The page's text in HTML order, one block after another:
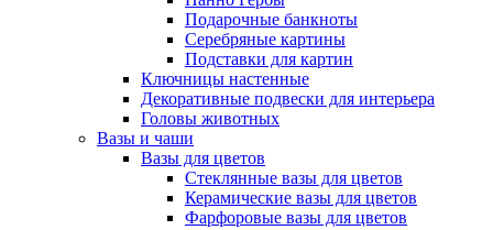
Подарочные банкноты
Серебряные картины
Подставки для картин
Ключницы настенные
Декоративные подвески для интерьера
Головы животных
Вазы и чаши
Вазы для цветов
Стеклянные вазы для цветов
Керамические вазы для цветов
Фарфоровые вазы для цветов